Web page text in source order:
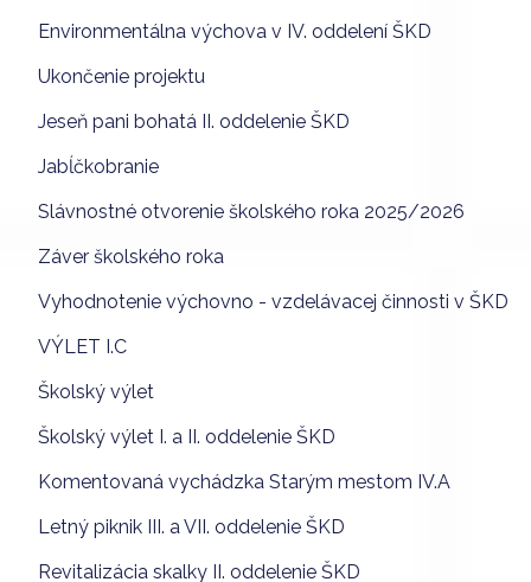
Environmentálna výchova v IV. oddelení ŠKD
Ukončenie projektu
Jeseň pani bohatá II. oddelenie ŠKD
Jabĺčkobranie
Slávnostné otvorenie školského roka 2025/2026
Záver školského roka
Vyhodnotenie výchovno - vzdelávacej činnosti v ŠKD
VÝLET I.C
Školský výlet
Školský výlet I. a II. oddelenie ŠKD
Komentovaná vychádzka Starým mestom IV.A
Letný piknik III. a VII. oddelenie ŠKD
Revitalizácia skalky II. oddelenie ŠKD